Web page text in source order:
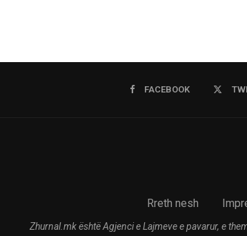
FACEBOOK
Rreth nesh
Zhurnal.mk është Agjenci e Lajmeve e pavarur, e